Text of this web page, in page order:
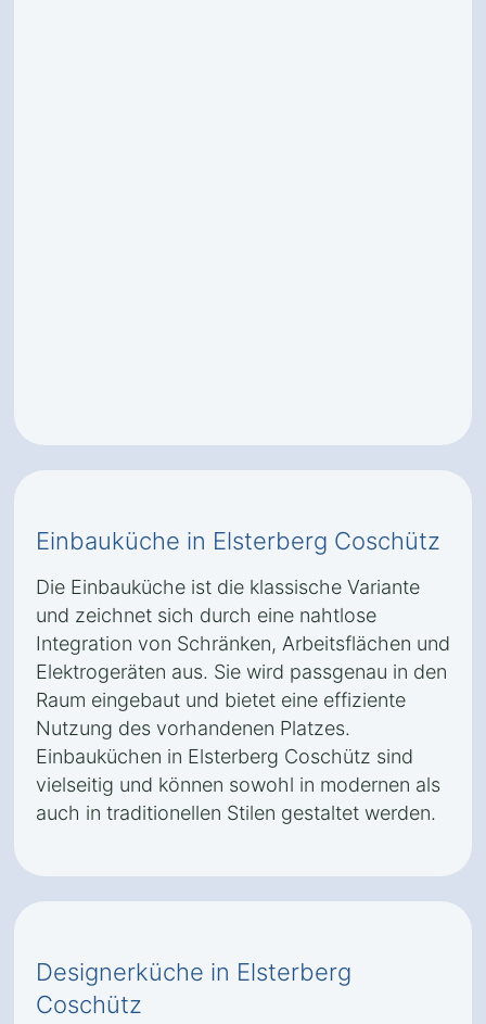
Einbauküche in Elsterberg Coschütz
Die Einbauküche ist die klassische Variante
und zeichnet sich durch eine nahtlose
Integration von Schränken, Arbeitsflächen und
Elektrogeräten aus. Sie wird passgenau in den
Raum eingebaut und bietet eine effiziente
Nutzung des vorhandenen Platzes.
Einbauküchen in Elsterberg Coschütz sind
vielseitig und können sowohl in modernen als
auch in traditionellen Stilen gestaltet werden.
Designerküche in Elsterberg
Coschütz